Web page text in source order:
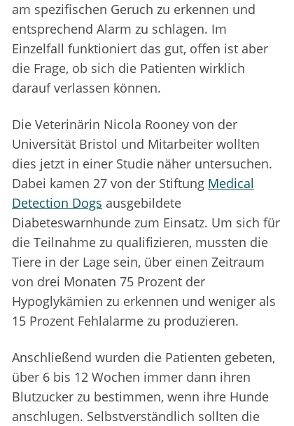
am spezifischen Geruch zu erkennen und
entsprechend Alarm zu schlagen. Im
Einzelfall funktioniert das gut, offen ist aber
die Frage, ob sich die Patienten wirklich
darauf verlassen können.
Die Veterinärin Nicola Rooney von der
Universität Bristol und Mitarbeiter wollten
dies jetzt in einer Studie näher untersuchen.
Dabei kamen 27 von der Stiftung Medical
Detection Dogs ausgebildete
Diabeteswarnhunde zum Einsatz. Um sich für
die Teilnahme zu qualifizieren, mussten die
Tiere in der Lage sein, über einen Zeitraum
von drei Monaten 75 Prozent der
Hypoglykämien zu erkennen und weniger als
15 Prozent Fehlalarme zu produzieren.
Anschließend wurden die Patienten gebeten,
über 6 bis 12 Wochen immer dann ihren
Blutzucker zu bestimmen, wenn ihre Hunde
anschlugen. Selbstverständlich sollten die